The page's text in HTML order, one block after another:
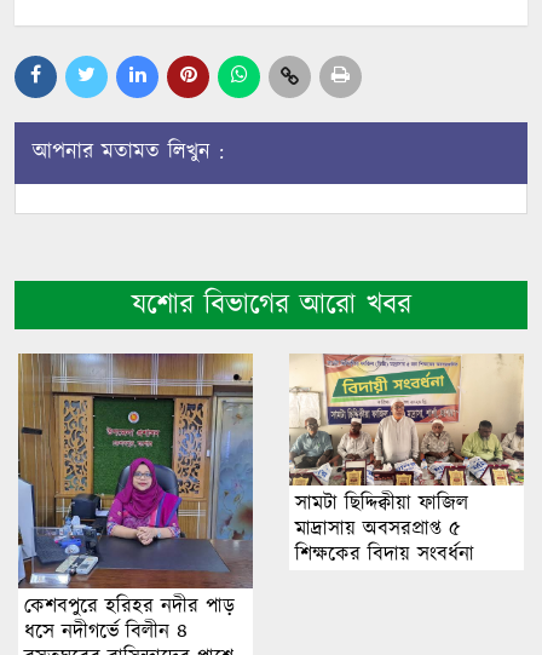
আপনার মতামত লিখুন :
যশোর বিভাগের আরো খবর
কেশবপুরে হরিহর নদীর পাড়
ধসে নদীগর্ভে বিলীন ৪
সামটা ছিদ্দিক্বীয়া ফাজিল
মাদ্রাসায় অবসরপ্রাপ্ত ৫
শিক্ষকের বিদায় সংবর্ধনা